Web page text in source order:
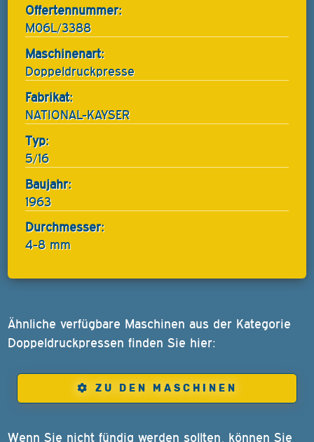
Offertennummer:
M06L/3388
Maschinenart:
Doppeldruckpresse
Fabrikat:
NATIONAL-KAYSER
Typ:
5/16
Baujahr:
1963
Durchmesser:
4-8 mm
Ähnliche verfügbare Maschinen aus der Kategorie
Doppeldruckpressen finden Sie hier:
ZU DEN MASCHINEN
Wenn Sie nicht fündig werden sollten, können Sie